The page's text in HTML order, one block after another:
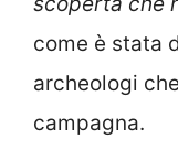
come è stata
archeologi
campagna.